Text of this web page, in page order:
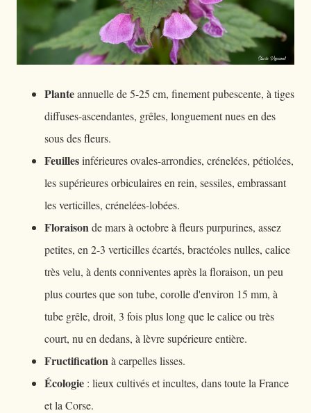
Planteannuelle de 5-25 cm, finement pubescente, à tiges
diffuses-ascendantes, grêles, longuement nues en des
sous des fleurs.
Feuillesinférieures ovales-arrondies, crénelées, pétiolées,
les supérieures orbiculaires en rein, sessiles, embrassant
les verticilles, crénelées-lobées.
Floraisonde mars à octobre à fleurs purpurines, assez
petites, en 2-3 verticilles écartés, bractéoles nulles, calice
très velu, à dents conniventes après la floraison, un peu
plus courtes que son tube, corolle d'environ 15 mm, à
tube grêle, droit, 3 fois plus long que le calice ou très
court, nu en dedans, à lèvre supérieure entière.
Fructificationà carpelles lisses.
Écologie : lieux cultivés et incultes, dans toute la France
et la Corse.